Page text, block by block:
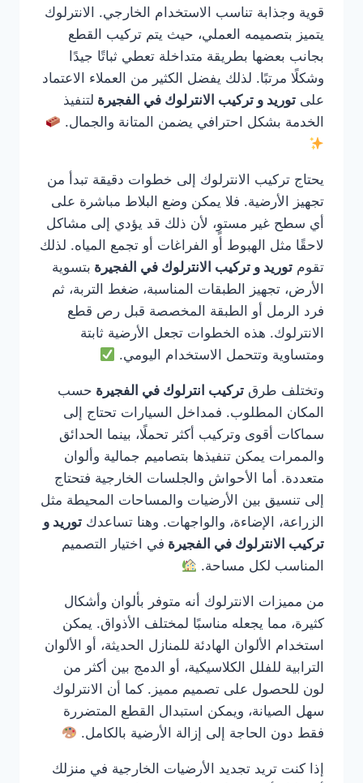
قوية وجذابة تناسب الاستخدام الخارجي. الانترلوك
يتميز بتصميمه العملي، حيث يتم تركيب القطع
بجانب بعضها بطريقة متداخلة تعطي ثباتًا جيدًا
وشكلًا مرتبًا. لذلك يفضل الكثير من العملاء الاعتماد
على توريد و تركيب الانترلوك في الفجيرة لتنفيذ
الخدمة بشكل احترافي يضمن المتانة والجمال.
يحتاج تركيب الانترلوك إلى خطوات دقيقة تبدأ من
تجهيز الأرضية. فلا يمكن وضع البلاط مباشرة على
أي سطح غير مستوٍ، لأن ذلك قد يؤدي إلى مشاكل
لاحقًا مثل الهبوط أو الفراغات أو تجمع المياه. لذلك
تقوم توريد و تركيب الانترلوك في الفجيرة بتسوية
الأرض، تجهيز الطبقات المناسبة، ضغط التربة، ثم
فرد الرمل أو الطبقة المخصصة قبل رص قطع
الانترلوك. هذه الخطوات تجعل الأرضية ثابتة
ومتساوية وتتحمل الاستخدام اليومي.
وتختلف طرق تركيب انترلوك في الفجيرة حسب
المكان المطلوب. فمداخل السيارات تحتاج إلى
سماكات أقوى وتركيب أكثر تحملًا، بينما الحدائق
والممرات يمكن تنفيذها بتصاميم جمالية وألوان
متعددة. أما الأحواش والجلسات الخارجية فتحتاج
إلى تنسيق بين الأرضيات والمساحات المحيطة مثل
الزراعة، الإضاءة، والواجهات. وهنا تساعدك توريد و
تركيب الانترلوك في الفجيرة في اختيار التصميم
المناسب لكل مساحة.
من مميزات الانترلوك أنه متوفر بألوان وأشكال
كثيرة، مما يجعله مناسبًا لمختلف الأذواق. يمكن
استخدام الألوان الهادئة للمنازل الحديثة، أو الألوان
الترابية للفلل الكلاسيكية، أو الدمج بين أكثر من
لون للحصول على تصميم مميز. كما أن الانترلوك
سهل الصيانة، ويمكن استبدال القطع المتضررة
فقط دون الحاجة إلى إزالة الأرضية بالكامل.
إذا كنت تريد تجديد الأرضيات الخارجية في منزلك